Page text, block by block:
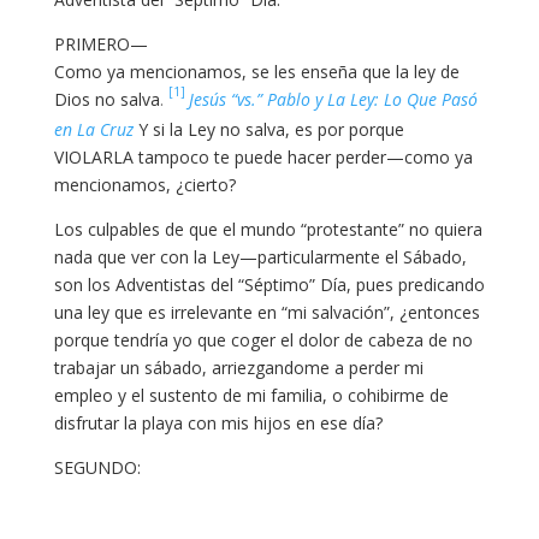
PRIMERO—
Como ya mencionamos, se les enseña que la ley de
Dios no salva. [1] Jesús “vs.” Pablo y La Ley: Lo Que Pasó
en La Cruz Y si la Ley no salva, es por porque
VIOLARLA tampoco te puede hacer perder—como ya
mencionamos, ¿cierto?
Los culpables de que el mundo “protestante” no quiera
nada que ver con la Ley—particularmente el Sábado,
son los Adventistas del “Séptimo” Día, pues predicando
una ley que es irrelevante en “mi salvación”, ¿entonces
porque tendría yo que coger el dolor de cabeza de no
trabajar un sábado, arriezgandome a perder mi
empleo y el sustento de mi familia, o cohibirme de
disfrutar la playa con mis hijos en ese día?
SEGUNDO: